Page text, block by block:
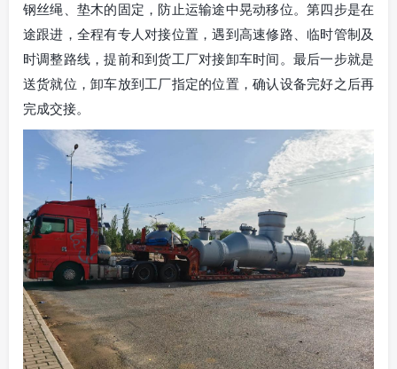
钢丝绳、垫木的固定，防止运输途中晃动移位。第四步是在
途跟进，全程有专人对接位置，遇到高速修路、临时管制及
时调整路线，提前和到货工厂对接卸车时间。最后一步就是
送货就位，卸车放到工厂指定的位置，确认设备完好之后再
完成交接。